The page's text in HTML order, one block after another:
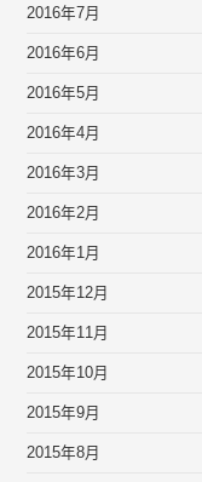
2016年7月
2016年6月
2016年5月
2016年4月
2016年3月
2016年2月
2016年1月
2015年12月
2015年11月
2015年10月
2015年9月
2015年8月